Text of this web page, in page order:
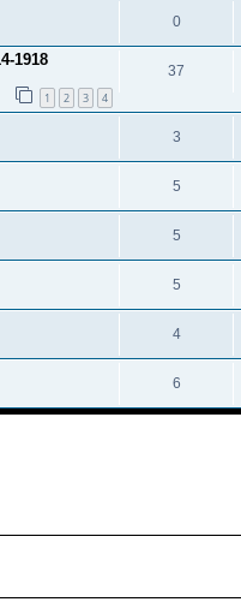
0
1918
1 2 3 4
37
3
5
5
5
4
6